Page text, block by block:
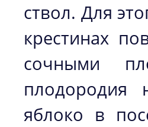
ствол. Для
крестинах
сочными
плодородия
яблоко в